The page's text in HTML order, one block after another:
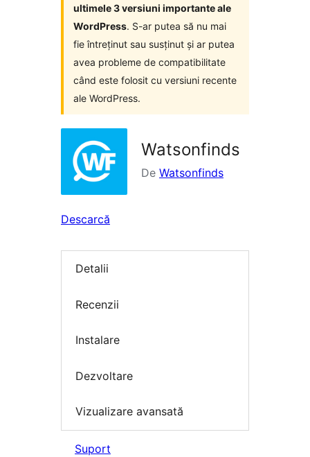
ultimele 3 versiuni importante ale
WordPress. S-ar putea să nu mai
fie întreținut sau susținut și ar putea
avea probleme de compatibilitate
când este folosit cu versiuni recente
ale WordPress.
Watsonfinds
De Watsonfinds
Descarcă
Detalii
Recenzii
Instalare
Dezvoltare
Vizualizare avansată
Suport